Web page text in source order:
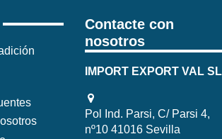
Contacte con
nosotros
IMPORT EXPORT VAL SL
Pol Ind. Parsi, C/ Parsi 4,
nº10 41016 Sevilla